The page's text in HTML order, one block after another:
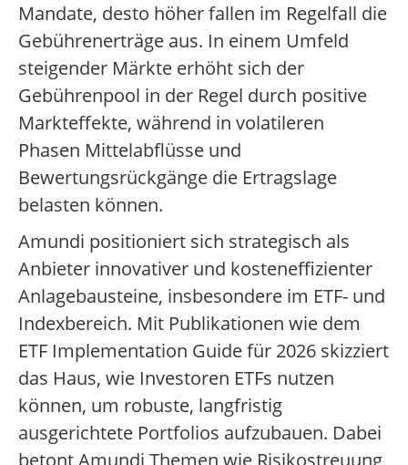
Mandate, desto höher fallen im Regelfall die
Gebührenerträge aus. In einem Umfeld
steigender Märkte erhöht sich der
Gebührenpool in der Regel durch positive
Markteffekte, während in volatileren
Phasen Mittelabflüsse und
Bewertungsrückgänge die Ertragslage
belasten können.
Amundi positioniert sich strategisch als
Anbieter innovativer und kosteneffizienter
Anlagebausteine, insbesondere im ETF- und
Indexbereich. Mit Publikationen wie dem
ETF Implementation Guide für 2026 skizziert
das Haus, wie Investoren ETFs nutzen
können, um robuste, langfristig
ausgerichtete Portfolios aufzubauen. Dabei